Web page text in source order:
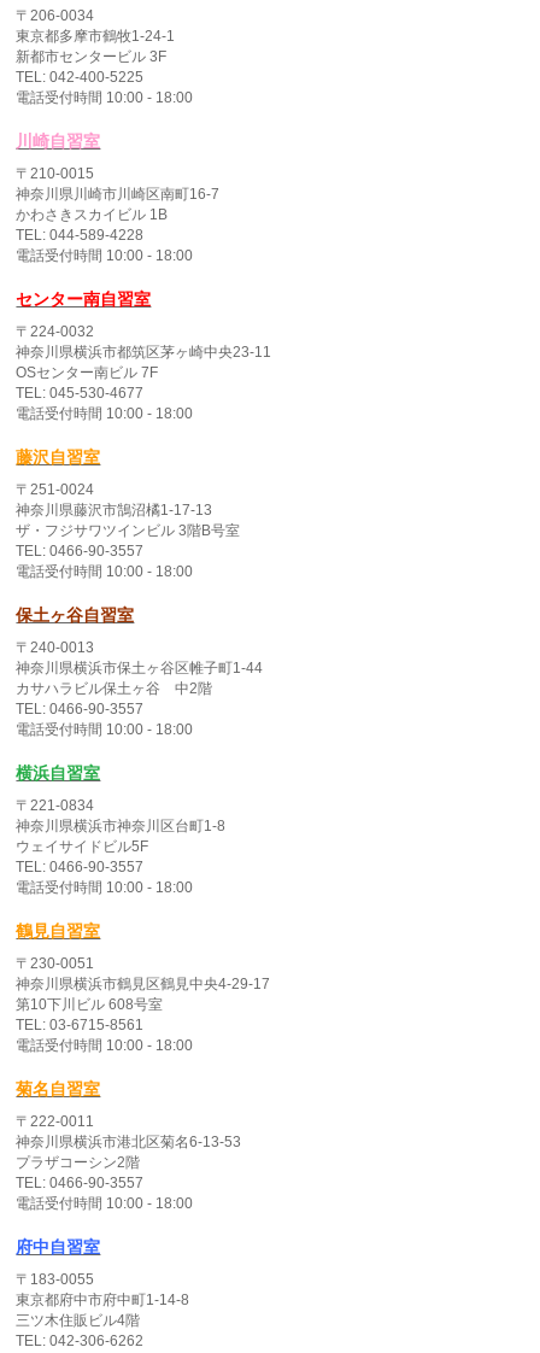
〒206-0034
東京都多摩市鶴牧1-24-1
新都市センタービル 3F
TEL: 042-400-5225
電話受付時間 10:00 - 18:00
川崎自習室
〒210-0015
神奈川県川崎市川崎区南町16-7
かわさきスカイビル 1B
TEL: 044-589-4228
電話受付時間 10:00 - 18:00
センター南自習室
〒224-0032
神奈川県横浜市都筑区茅ヶ崎中央23-11
OSセンター南ビル 7F
TEL: 045-530-4677
電話受付時間 10:00 - 18:00
藤沢自習室
〒251-0024
神奈川県藤沢市鵠沼橘1-17-13
ザ・フジサワツインビル 3階B号室
TEL: 0466-90-3557
電話受付時間 10:00 - 18:00
保土ヶ谷自習室
〒240-0013
神奈川県横浜市保土ヶ谷区帷子町1-44
カサハラビル保土ヶ谷 中2階
TEL: 0466-90-3557
電話受付時間 10:00 - 18:00
横浜自習室
〒221-0834
神奈川県横浜市神奈川区台町1-8
ウェイサイドビル5F
TEL: 0466-90-3557
電話受付時間 10:00 - 18:00
鶴見自習室
〒230-0051
神奈川県横浜市鶴見区鶴見中央4-29-17
第10下川ビル 608号室
TEL: 03-6715-8561
電話受付時間 10:00 - 18:00
菊名自習室
〒222-0011
神奈川県横浜市港北区菊名6-13-53
プラザコーシン2階
TEL: 0466-90-3557
電話受付時間 10:00 - 18:00
府中自習室
〒183-0055
東京都府中市府中町1-14-8
三ツ木住販ビル4階
TEL: 042-306-6262